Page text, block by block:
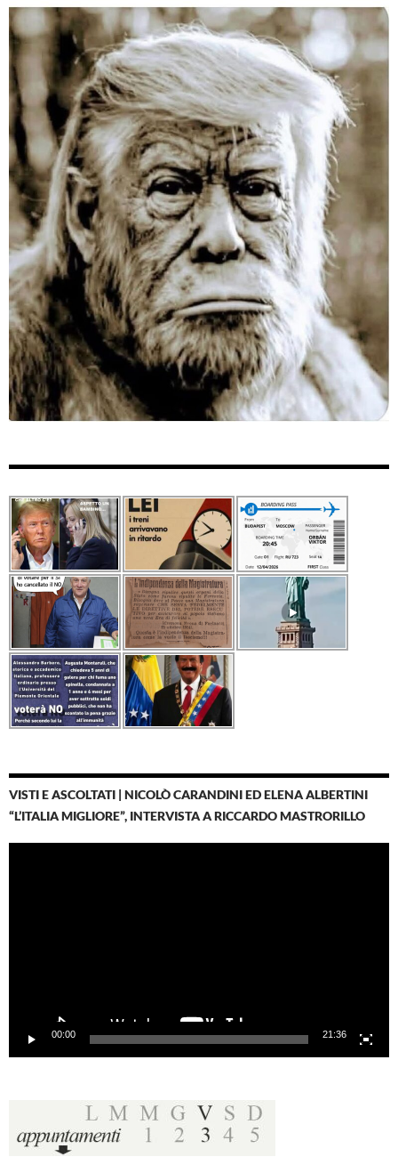
VISTI E ASCOLTATI | NICOLÒ CARANDINI ED ELENA ALBERTINI
“L’ITALIA MIGLIORE”, INTERVISTA A RICCARDO MASTRORILLO
00:00 21:36